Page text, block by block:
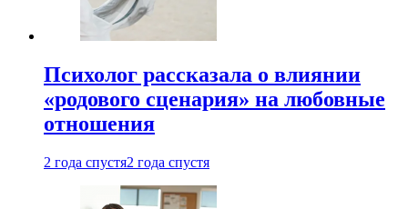
Психолог рассказала о влиянии
«родового сценария» на любовные
отношения
2 года спустя2 года спустя